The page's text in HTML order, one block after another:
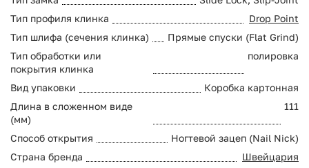
Тип профиля клинка
Drop Point
Тип шлифа (сечения клинка)
Прямые спуски (Flat Grind)
Тип обработки или
покрытия клинка
полировка
Вид упаковки
Коробка картонная
Длина в сложенном виде
(мм)
111
Способ открытия
Ногтевой зацеп (Nail Nick)
Страна бренда
Швейцария